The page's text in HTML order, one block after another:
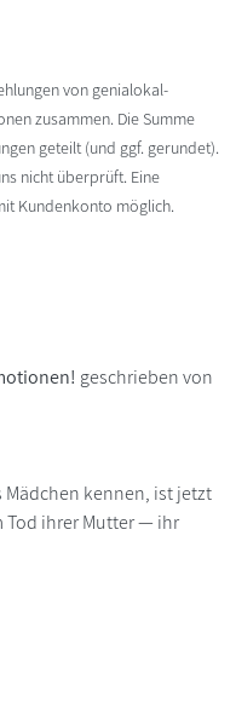
von genialokal-
zusammen. Die Summe
geteilt (und ggf. gerundet).
nicht überprüft. Eine
Kundenkonto möglich.
geschrieben von
Mädchen kennen, ist jetzt
ihrer Mutter — ihr